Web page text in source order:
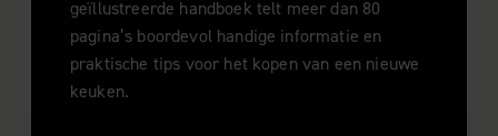
geïllustreerde handboek telt meer dan 80
pagina’s boordevol handige informatie en
praktische tips voor het kopen van een nieuwe
keuken.